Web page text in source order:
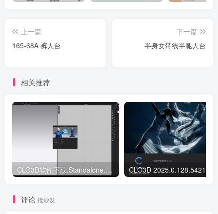
上一篇
165-68A 裤人台
下一篇
半身女带线半腿人台
相关推荐
CLO3D软件下载.Standalone.2025.2.236.57278 CLO3D 2025.0.128.54210
评论 抢沙发